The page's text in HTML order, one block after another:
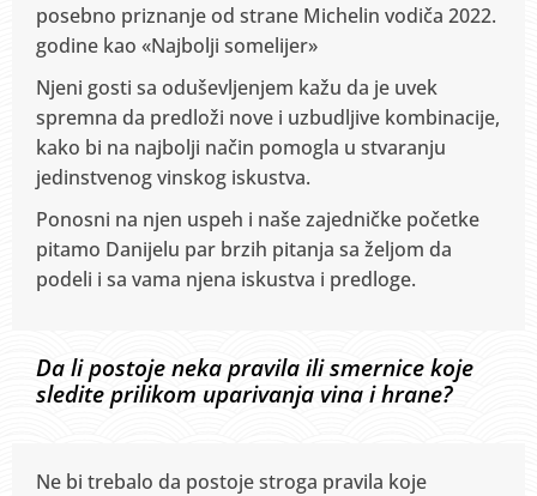
posebno priznanjeod strane Michelin vodiča 2022.
godine kao «Najbolji somelijer»
Njeni gosti sa oduševljenjem kažu da je uvek
spremna da predloži nove i uzbudljive kombinacije,
kako bi na najbolji način pomogla u stvaranju
jedinstvenog vinskog iskustva.
Ponosni na njen uspeh i naše zajedničke početke
pitamo Danijelu par brzih pitanja sa željom da
podeli i sa vama njena iskustva i predloge.
Da li postoje neka pravila ili smernice koje
sledite prilikom uparivanja vina i hrane?
Ne bi trebalo da postoje stroga pravila koje